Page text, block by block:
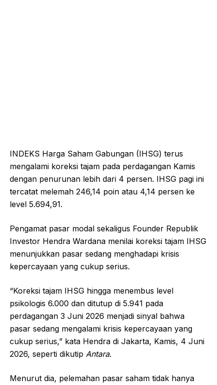
INDEKS Harga Saham Gabungan (IHSG) terus
mengalami koreksi tajam pada perdagangan Kamis
dengan penurunan lebih dari 4 persen. IHSG pagi ini
tercatat melemah 246,14 poin atau 4,14 persen ke
level 5.694,91.
Pengamat pasar modal sekaligus Founder Republik
Investor Hendra Wardana menilai koreksi tajam IHSG
menunjukkan pasar sedang menghadapi krisis
kepercayaan yang cukup serius.
“Koreksi tajam IHSG hingga menembus level
psikologis 6.000 dan ditutup di 5.941 pada
perdagangan 3 Juni 2026 menjadi sinyal bahwa
pasar sedang mengalami krisis kepercayaan yang
cukup serius,” kata Hendra di Jakarta, Kamis, 4 Juni
2026, seperti dikutip Antara.
Menurut dia, pelemahan pasar saham tidak hanya